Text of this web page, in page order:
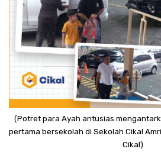
(Potret para Ayah antusias
pertama bersekolah di Sekolah Cikal
Cikal)